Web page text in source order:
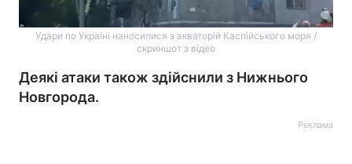
Удари по Україні наносилися з акваторій Каспійського моря /
скриншот з відео
Деякі атаки також здійснили з Нижнього
Новгорода.
Реклама